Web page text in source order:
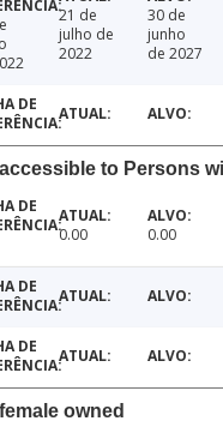
21 de
julho de
2022
30 de
junho
de 2027
to Persons
0.00 0.00
owned